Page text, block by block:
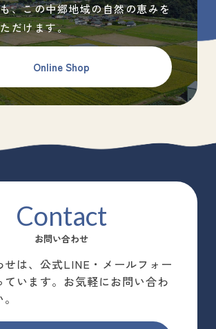
、この中郷地域の自然の恵みを
だけます。
Online Shop
Contact
お問い合わせ
せは、公式LINE・メールフォー
ています。お気軽にお問い合わ